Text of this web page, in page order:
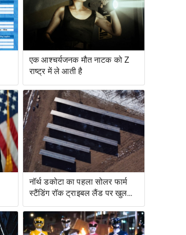
एक आश्चर्यजनक मौत नाटक को Z
राष्ट्र में ले आती है
नॉर्थ डकोटा का पहला सोलर फार्म
स्टैंडिंग रॉक ट्राइबल लैंड पर खुलता
है